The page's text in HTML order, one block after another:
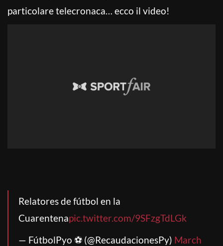
particolare telecronaca… ecco il video!
Relatores de fútbol en la
Cuarentenapic.twitter.com/9SFzgTdLGk
— FútbolPyo ⚽️ (@RecaudacionesPy) March